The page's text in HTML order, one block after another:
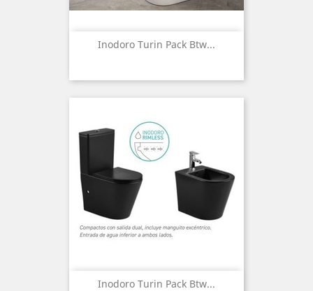
Inodoro Turin Pack Btw...
Inodoro Turin Pack Btw...